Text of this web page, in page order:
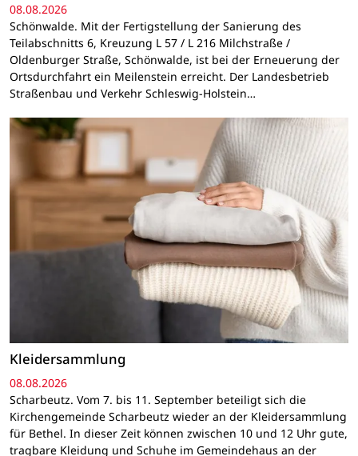
08.08.2026
Schönwalde. Mit der Fertigstellung der Sanierung des
Teilabschnitts 6, Kreuzung L 57 / L 216 Milchstraße /
Oldenburger Straße, Schönwalde, ist bei der Erneuerung der
Ortsdurchfahrt ein Meilenstein erreicht. Der Landesbetrieb
Straßenbau und Verkehr Schleswig-Holstein…
Kleidersammlung
08.08.2026
Scharbeutz. Vom 7. bis 11. September beteiligt sich die
Kirchengemeinde Scharbeutz wieder an der Kleidersammlung
für Bethel. In dieser Zeit können zwischen 10 und 12 Uhr gute,
tragbare Kleidung und Schuhe im Gemeindehaus an der